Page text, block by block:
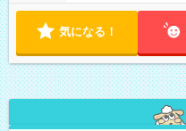
気になる！